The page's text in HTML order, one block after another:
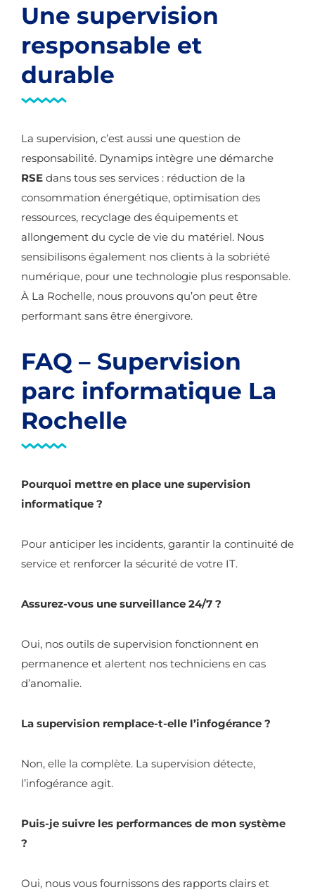
Une supervision
responsable et
durable
La supervision, c’est aussi une question de
responsabilité. Dynamips intègre une démarche
RSE dans tous ses services : réduction de la
consommation énergétique, optimisation des
ressources, recyclage des équipements et
allongement du cycle de vie du matériel. Nous
sensibilisons également nos clients à la sobriété
numérique, pour une technologie plus responsable.
À La Rochelle, nous prouvons qu’on peut être
performant sans être énergivore.
FAQ – Supervision
parc informatique La
Rochelle
Pourquoi mettre en place une supervision
informatique ?
Pour anticiper les incidents, garantir la continuité de
service et renforcer la sécurité de votre IT.
Assurez-vous une surveillance 24/7 ?
Oui, nos outils de supervision fonctionnent en
permanence et alertent nos techniciens en cas
d’anomalie.
La supervision remplace-t-elle l’infogérance ?
Non, elle la complète. La supervision détecte,
l’infogérance agit.
Puis-je suivre les performances de mon système
?
Oui, nous vous fournissons des rapports clairs et